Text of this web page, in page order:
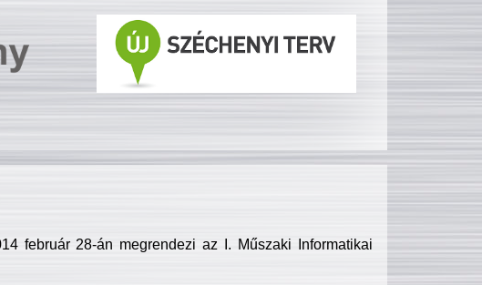
február 28-án megrendezi az I. Műszaki Informatikai